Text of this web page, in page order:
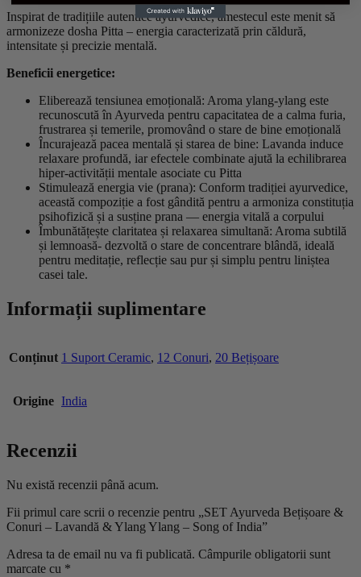
Inspirat de tradițiile autentice ayurvedice, amestecul este menit să
armonizeze dosha Pitta – energia caracterizată prin căldură,
intensitate și precizie mentală.
Beneficii energetice:
Eliberează tensiunea emoțională: Aroma ylang-ylang este
recunoscută în Ayurveda pentru capacitatea de a calma furia,
frustrarea și temerile, promovând o stare de bine emoțională
Încurajează pacea mentală și starea de bine: Lavanda induce
relaxare profundă, iar efectele combinate ajută la echilibrarea
hiper-activității mentale asociate cu Pitta
Stimulează energia vie (prana): Conform tradiției ayurvedice,
această compoziție a fost gândită pentru a armoniza constituția
psihofizică și a susține prana — energia vitală a corpului
Îmbunătățește claritatea și relaxarea simultană: Aroma subtilă
și lemnoasă- dezvoltă o stare de concentrare blândă, ideală
pentru meditație, reflecție sau pur și simplu pentru liniștea
casei tale.
Informații suplimentare
Conținut 1 Suport Ceramic, 12 Conuri, 20 Bețișoare
Origine India
Recenzii
Nu există recenzii până acum.
Fii primul care scrii o recenzie pentru „SET Ayurveda Bețișoare &
Conuri – Lavandă & Ylang Ylang – Song of India”
Adresa ta de email nu va fi publicată. Câmpurile obligatorii sunt
marcate cu *